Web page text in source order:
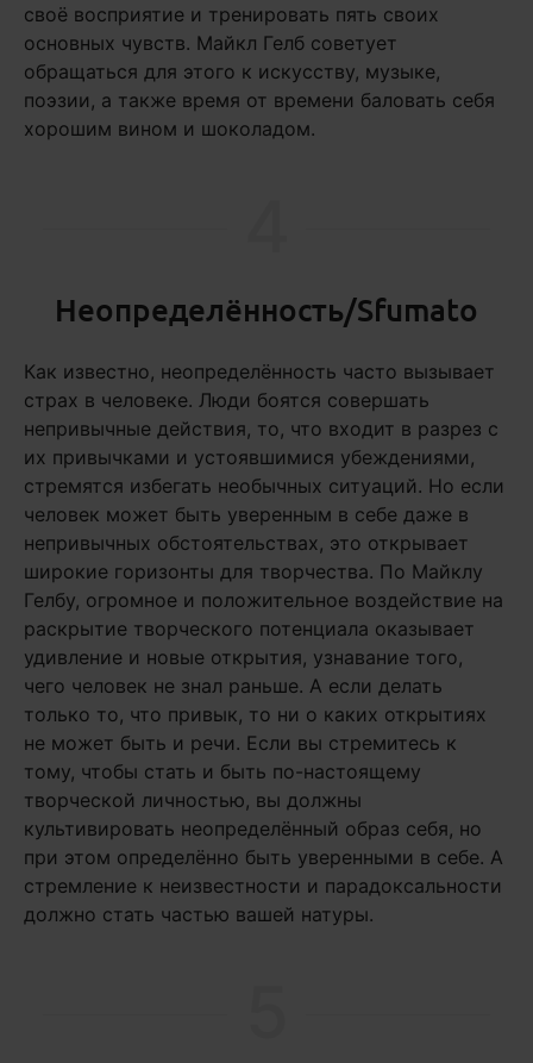
своё восприятие и тренировать пять своих
основных чувств. Майкл Гелб советует
обращаться для этого к искусству, музыке,
поэзии, а также время от времени баловать себя
хорошим вином и шоколадом.
Неопределённость/Sfumato
Как известно, неопределённость часто вызывает
страх в человеке. Люди боятся совершать
непривычные действия, то, что входит в разрез с
их привычками и устоявшимися убеждениями,
стремятся избегать необычных ситуаций. Но если
человек может быть уверенным в себе даже в
непривычных обстоятельствах, это открывает
широкие горизонты для творчества. По Майклу
Гелбу, огромное и положительное воздействие на
раскрытие творческого потенциала оказывает
удивление и новые открытия, узнавание того,
чего человек не знал раньше. А если делать
только то, что привык, то ни о каких открытиях
не может быть и речи. Если вы стремитесь к
тому, чтобы стать и быть по-настоящему
творческой личностью, вы должны
культивировать неопределённый образ себя, но
при этом определённо быть уверенными в себе. А
стремление к неизвестности и парадоксальности
должно стать частью вашей натуры.